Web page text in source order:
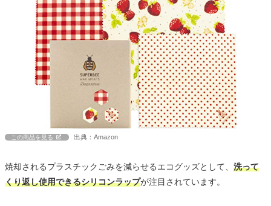
この商品を見る 出典：Amazon
焼却されるプラスチックごみを減らせるエコグッズとして、 洗って
くり返し使用できるシリコンラップが注目されています。